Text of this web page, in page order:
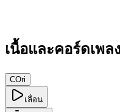
เนื้อและคอร์ดเพ
COri
เลื่อน